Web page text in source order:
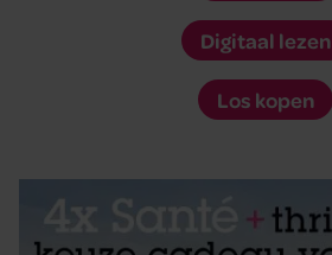
Digitaal lezen
Los kopen